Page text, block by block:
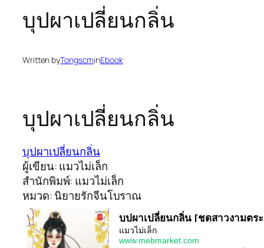
บุปผาเปลี่ยนกลิ่น
Written byTongscminEbook
บุปผาเปลี่ยนกลิ่น
บุปผาเปลี่ยนกลิ่น
ผู้เขียน: แมวไม่เล็ก
สำนักพิมพ์: แมวไม่เล็ก
หมวด: นิยายรักจีนโบราณ